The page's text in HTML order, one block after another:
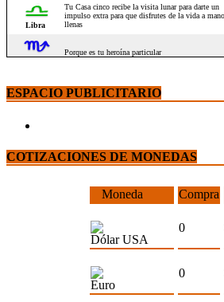
ESPACIO PUBLICITARIO
COTIZACIONES DE MONEDAS
Moneda Compra
Dólar USA
0
Euro
0